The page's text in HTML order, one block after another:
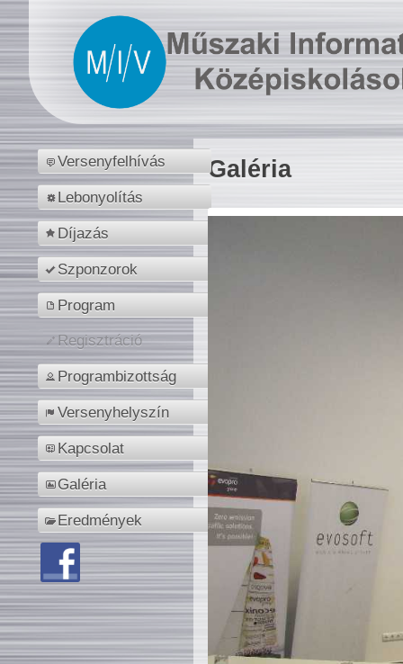
Versenyfelhívás
Lebonyolítás
Díjazás
Szponzorok
Program
Regisztráció
Programbizottság
Versenyhelyszín
Kapcsolat
Galéria
Eredmények
Galéria